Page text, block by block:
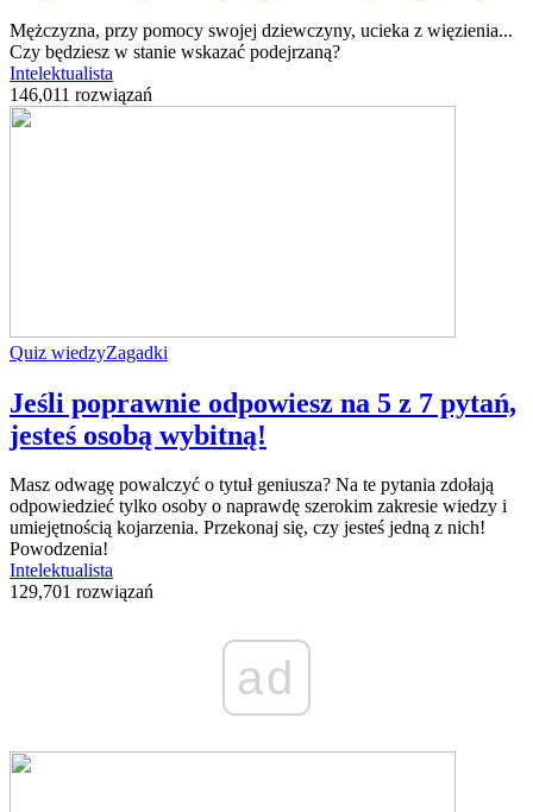
Mężczyzna, przy pomocy swojej dziewczyny, ucieka z więzienia...
Czy będziesz w stanie wskazać podejrzaną?
Intelektualista
146,011 rozwiązań
Quiz wiedzyZagadki
Jeśli poprawnie odpowiesz na 5 z 7 pytań,
jesteś osobą wybitną!
Masz odwagę powalczyć o tytuł geniusza? Na te pytania zdołają
odpowiedzieć tylko osoby o naprawdę szerokim zakresie wiedzy i
umiejętnością kojarzenia. Przekonaj się, czy jesteś jedną z nich!
Powodzenia!
Intelektualista
129,701 rozwiązań
ad